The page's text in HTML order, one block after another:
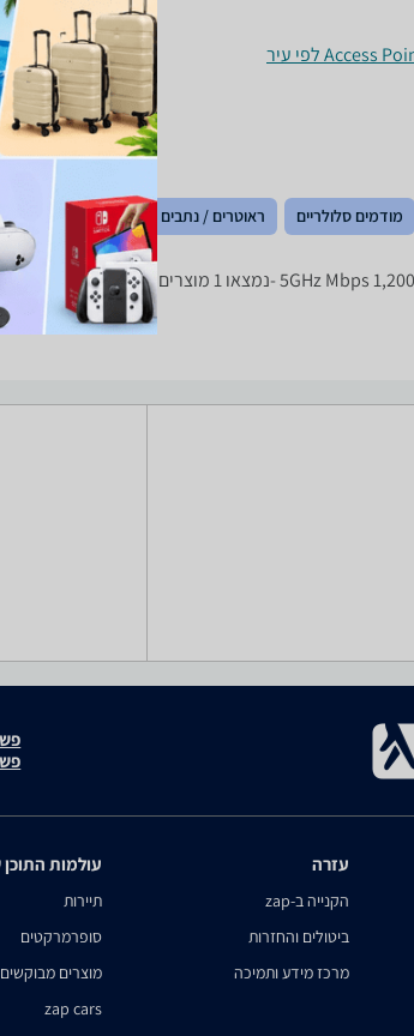
מודמים סלולריים ראוטרים / נתבים ציוד משלים
עזרה
הקנייה ב-zap
ביטולים והחזרות
מרכז מידע ותמיכה
עולמות התוכן
תיירות
סופרמרקטים
מוצרים מבוקשים
zap cars